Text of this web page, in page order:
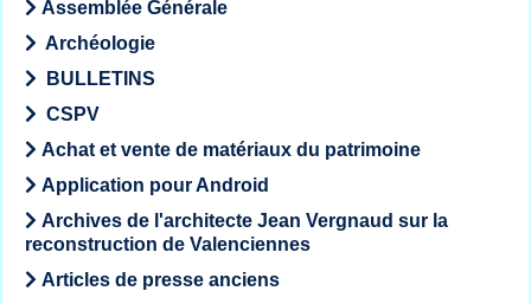
Assemblée Générale
Archéologie
BULLETINS
CSPV
Achat et vente de matériaux du patrimoine
Application pour Android
Archives de l'architecte Jean Vergnaud sur la
reconstruction de Valenciennes
Articles de presse anciens